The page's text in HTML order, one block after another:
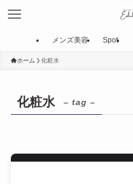
メンズ美容 Spot
ホーム 化粧水
化粧水 – tag –